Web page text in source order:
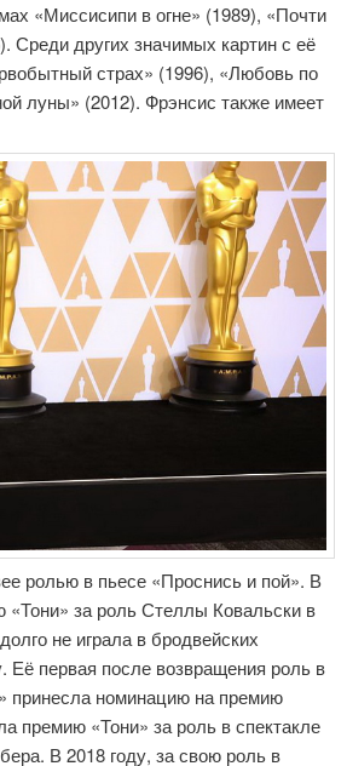
«Миссисипи в огне» (1989), «Почти
Среди других значимых картин с её
страх» (1996), «Любовь по
луны» (2012). Фрэнсис также имеет
ролью в пьесе «Проснись и пой». В
за роль Стеллы Ковальски в
не играла в бродвейских
Её первая после возвращения роль в
принесла номинацию на премию
премию «Тони» за роль в спектакле
В 2018 году, за свою роль в